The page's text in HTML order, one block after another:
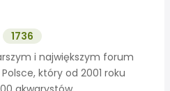
1736
i największym forum
który od 2001 roku